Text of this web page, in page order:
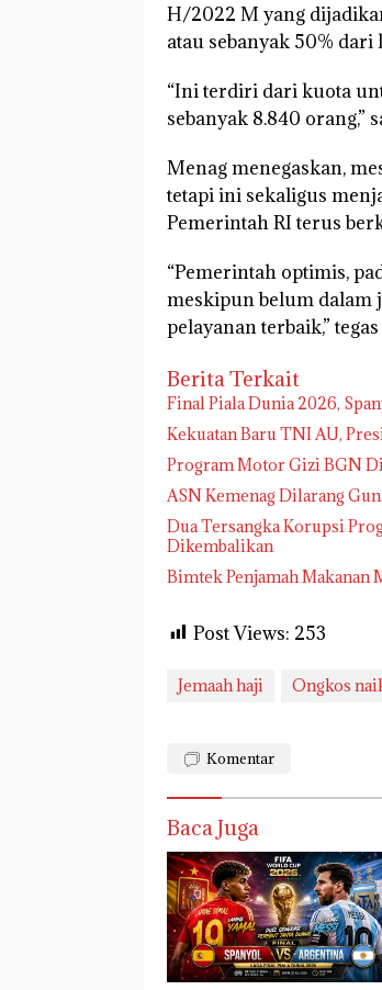
H/2022 M yang
atau sebanyak 50%
“Ini terdiri dari kuota
sebanyak 8.840 orang,”
Menag menegaskan,
tetapi ini sekaligus
Pemerintah RI terus
“Pemerintah optimis,
meskipun belum dalam
pelayanan terbaik,”
Berita Terkait
Final Piala Dunia 2026,
Kekuatan Baru TNI AU,
Program Motor Gizi BGN
ASN Kemenag Dilarang
Dua Tersangka Korupsi
Dikembalikan
Bimtek Penjamah Makanan
Post Views: 253
Jemaah haji Ongkos
Komentar
Baca Juga